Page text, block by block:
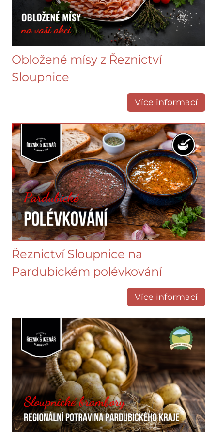
Obložené mísy z Řeznictví
Sloupnice
Více informací
Řeznictví Sloupnice na
Pardubickém polévkování
Více informací